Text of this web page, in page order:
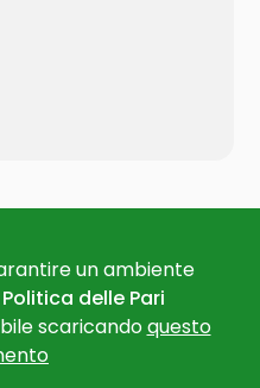
un ambiente
Politica delle Pari
scaricandoquesto